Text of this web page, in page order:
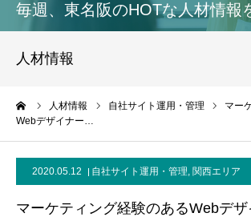
毎週、東名阪のHOTな人材情報
人材情報
人材情報 自社サイト運用・管理
マー
Webデザイナー…
2020.05.12 自社サイト運用・管理, 関西エリア
マーケティング経験のあるWebデザ
インタビュー
お問い合わせ